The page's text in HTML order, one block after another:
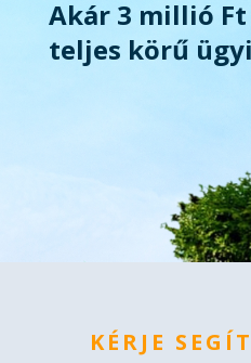
Akár 3 millió
teljes körű
KÉRJE